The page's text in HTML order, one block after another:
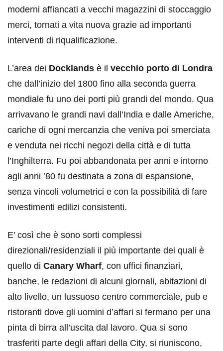
moderni affiancati a vecchi magazzini di stoccaggio
merci, tornati a vita nuova grazie ad importanti
interventi di riqualificazione.
L’area dei Docklands è il vecchio porto di Londra
che dall’inizio del 1800 fino alla seconda guerra
mondiale fu uno dei porti più grandi del mondo. Qua
arrivavano le grandi navi dall’India e dalle Americhe,
cariche di ogni mercanzia che veniva poi smerciata
e venduta nei ricchi negozi della città e di tutta
l’Inghilterra. Fu poi abbandonata per anni e intorno
agli anni ’80 fu destinata a zona di espansione,
senza vincoli volumetrici e con la possibilità di fare
investimenti edilizi consistenti.
E’ così che è sono sorti complessi
direzionali/residenziali il più importante dei quali è
quello di Canary Wharf, con uffici finanziari,
banche, le redazioni di alcuni giornali, abitazioni di
alto livello, un lussuoso centro commerciale, pub e
ristoranti dove gli uomini d’affari si fermano per una
pinta di birra all’uscita dal lavoro. Qua si sono
trasferiti parte degli affari della City, si riuniscono,